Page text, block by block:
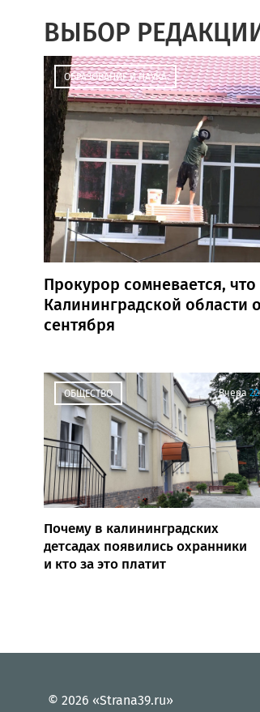
ВЫБОР
ОБРАЗОВАНИЕ И НАУКА
Прокурор сомневается,
Калининградской области
сентября
ОБЩЕСТВО Вчера
Почему в калининградских
детсадах появились охранники
и кто за это платит
© 2026 «Strana39.ru»